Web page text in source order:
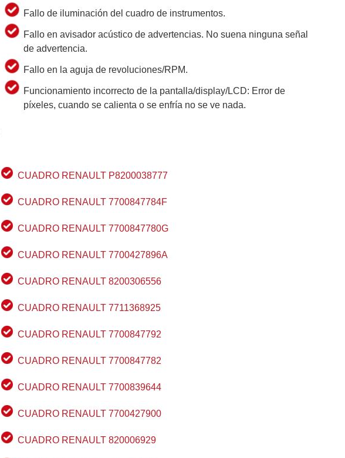
Fallo de iluminación del cuadro de instrumentos.
Fallo en avisador acústico de advertencias. No suena ninguna señal
de advertencia.
Fallo en la aguja de revoluciones/RPM.
Funcionamiento incorrecto de la pantalla/display/LCD: Error de
píxeles, cuando se calienta o se enfría no se ve nada.
CUADRO RENAULT P8200038777
CUADRO RENAULT 7700847784F
CUADRO RENAULT 7700847780G
CUADRO RENAULT 7700427896A
CUADRO RENAULT 8200306556
CUADRO RENAULT 7711368925
CUADRO RENAULT 7700847792
CUADRO RENAULT 7700847782
CUADRO RENAULT 7700839644
CUADRO RENAULT 7700427900
CUADRO RENAULT 820006929